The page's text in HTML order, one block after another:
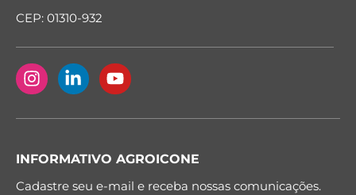
CEP: 01310-932
INFORMATIVO AGROICONE
Cadastre seu e-mail e receba nossas comunicações.